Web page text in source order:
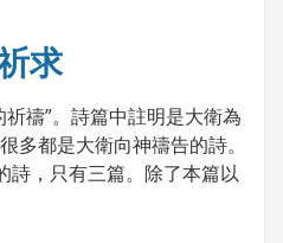
求
禱”。詩篇中註明是大衛為
多都是大衛向神禱告的詩。
詩，只有三篇。除了本篇以